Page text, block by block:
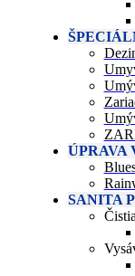
ÚPRAVA
SANITA